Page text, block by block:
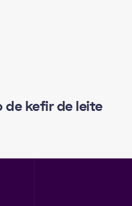
de kefir de leite